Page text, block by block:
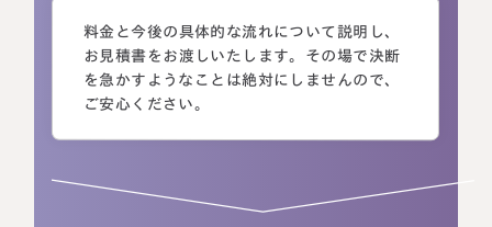
料金と今後の具体的な流れについて説明し、
お見積書をお渡しいたします。その場で決断
を急かすようなことは絶対にしませんので、
ご安心ください。